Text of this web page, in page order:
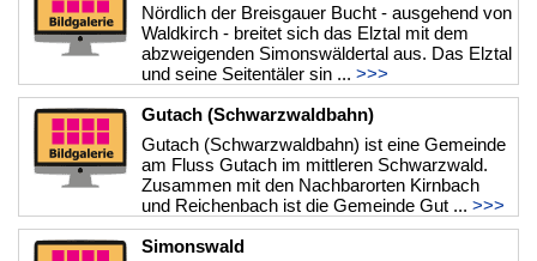
Nördlich der Breisgauer Bucht - ausgehend von
Waldkirch - breitet sich das Elztal mit dem
abzweigenden Simonswäldertal aus. Das Elztal
und seine Seitentäler sin ... >>>
Gutach (Schwarzwaldbahn)
Gutach (Schwarzwaldbahn) ist eine Gemeinde
am Fluss Gutach im mittleren Schwarzwald.
Zusammen mit den Nachbarorten Kirnbach
und Reichenbach ist die Gemeinde Gut ... >>>
Simonswald